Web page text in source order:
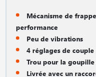
Mécanisme de
performance
Peu de vibrations
4 réglages de couple
Trou pour la goupille
Livrée avec un